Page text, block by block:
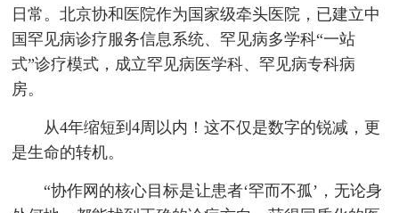
日常。北京协和医院作为国家级牵头医院，已建立中
国罕见病诊疗服务信息系统、罕见病多学科“一站
式”诊疗模式，成立罕见病医学科、罕见病专科病
房。
从4年缩短到4周以内！这不仅是数字的锐减，更
是生命的转机。
“协作网的核心目标是让患者‘罕而不孤’，无论身